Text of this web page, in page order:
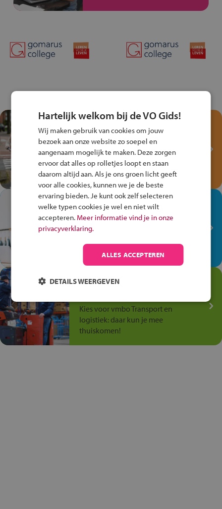
Test je kennis met het
Fiets Veilig
Verkeersspel!
Speel het Fiets Veilig Verkeersspel
en win een Cortina-fiets!
In de winkel ben je op je
plek!
Ontdek via het vmbo jouw talent
op de winkelvloer, waar elke dag
anders is!
Jouw talent in de
Kies voor vmbo Transport en
logistiek: daar kun je mee
thuiskomen!
Hartelijk welkom bij de VO Gids!
Wij maken gebruik van cookies om jouw
bezoek aan onze website zo soepel en
aangenaam mogelijk te maken. Deze zorgen
ervoor dat alles op rolletjes loopt en staan
daarom altijd aan. Als je ons groen licht geeft
voor alle cookies, kunnen we je de beste
ervaring bieden. Je kunt ook zelf selecteren
welke typen cookies je wel en niet wilt
accepteren. Meer informatie vind je in onze
privacyverklaring.
ALLES ACCEPTEREN
DETAILS WEERGEVEN